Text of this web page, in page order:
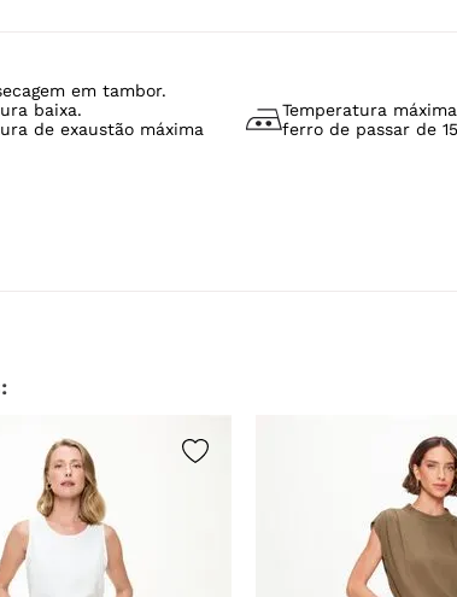
em tambor.
baixa.
de exaustão máxima
Temperatura
ferro de passar de